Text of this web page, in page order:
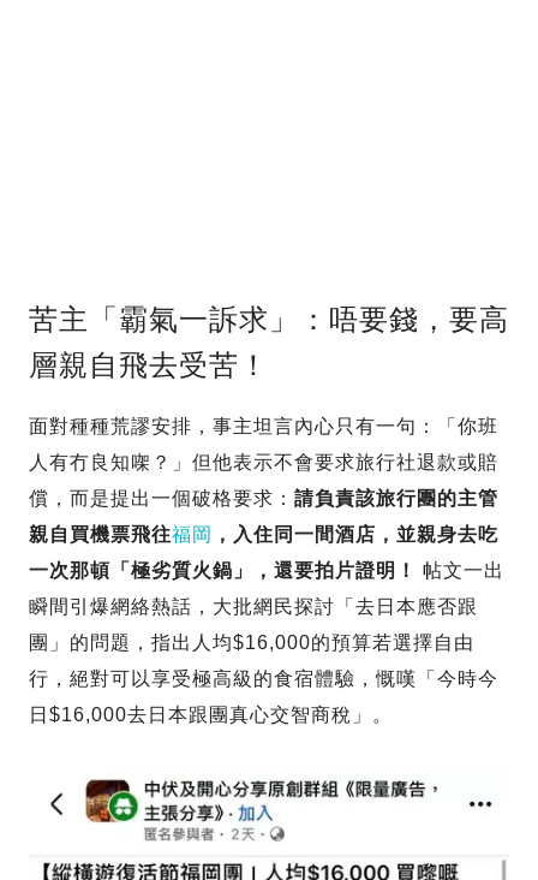
苦主「霸氣一訴求」：唔要錢，要高
層親自飛去受苦！
面對種種荒謬安排，事主坦言內心只有一句：「你班
人有冇良知㗎？」但他表示不會要求旅行社退款或賠
償，而是提出一個破格要求： 請負責該旅行團的主管
親自買機票飛往福岡 ，入住同一間酒店，並親身去吃
一次那頓「極劣質火鍋」，還要拍片證明！
帖文一出
瞬間引爆網絡熱話，大批網民探討「去日本應否跟
團」的問題，指出人均$16,000的預算若選擇自由
行，絕對可以享受極高級的食宿體驗，慨嘆「今時今
日$16,000去日本跟團真心交智商稅」。